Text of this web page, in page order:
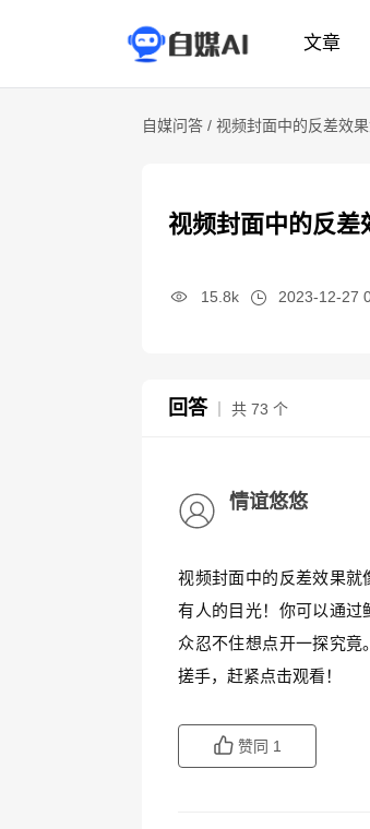
文章
自媒问答 / 视频封面中的反差效
视频封面中的反差
15.8k 2023-12-27
回答 ｜ 共 73 个
情谊悠悠
视频封面中的反差效果就
有人的目光！你可以通过
众忍不住想点开一探究竟
搓手，赶紧点击观看！
赞同 1